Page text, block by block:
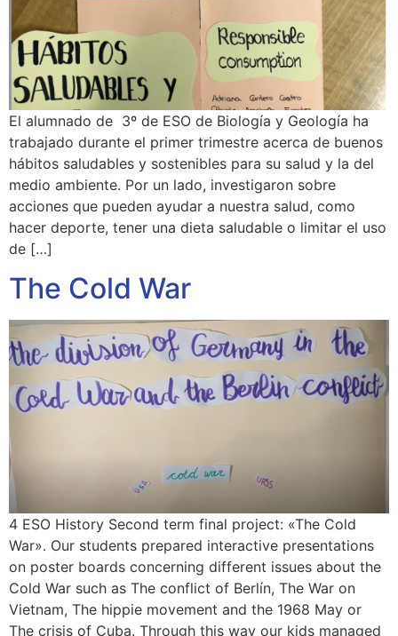
El alumnado de 3º de ESO de Biología y Geología ha
trabajado durante el primer trimestre acerca de buenos
hábitos saludables y sostenibles para su salud y la del
medio ambiente. Por un lado, investigaron sobre
acciones que pueden ayudar a nuestra salud, como
hacer deporte, tener una dieta saludable o limitar el uso
de […]
The Cold War
4 ESO History Second term final project: «The Cold
War». Our students prepared interactive presentations
on poster boards concerning different issues about the
Cold War such as The conflict of Berlín, The War on
Vietnam, The hippie movement and the 1968 May or
The crisis of Cuba. Through this way our kids managed